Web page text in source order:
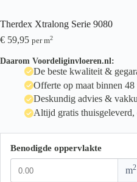
Therdex Xtralong Serie 9080
€ 59,95 per m2
Daarom Voordeliginvloeren.nl:
De beste kwaliteit &
Offerte op maat binnen 48
Deskundig advies &
Altijd gratis
Benodigde oppervlakte
m2